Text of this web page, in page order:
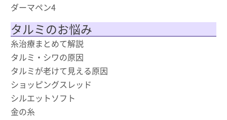
ダーマペン4
タルミのお悩み
糸治療まとめて解説
タルミ・シワの原因
タルミが老けて見える原因
ショッピングスレッド
シルエットソフト
金の糸